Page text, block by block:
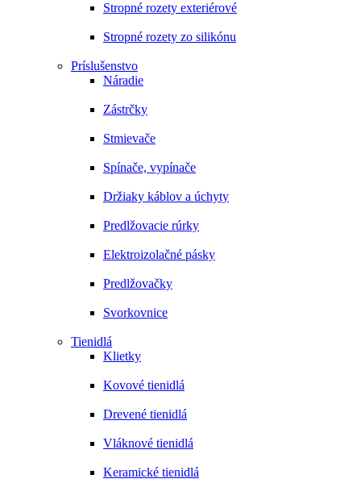
Stropné rozety exteriérové
Stropné rozety zo silikónu
Príslušenstvo
Náradie
Zástrčky
Stmievače
Spínače, vypínače
Držiaky káblov a úchyty
Predlžovacie rúrky
Elektroizolačné pásky
Predlžovačky
Svorkovnice
Tienidlá
Klietky
Kovové tienidlá
Drevené tienidlá
Vláknové tienidlá
Keramické tienidlá